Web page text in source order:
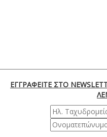
ΕΓΓΡΑΦΕΙΤΕ ΣΤΟ